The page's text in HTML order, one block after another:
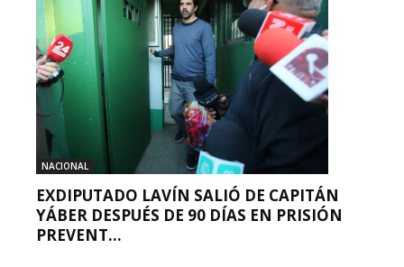
NACIONAL
EXDIPUTADO LAVÍN SALIÓ DE CAPITÁN
YÁBER DESPUÉS DE 90 DÍAS EN PRISIÓN
PREVENT...